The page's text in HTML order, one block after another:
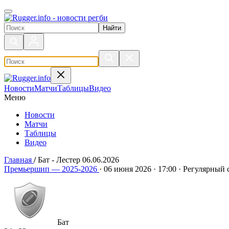
Поиск по сайту
НовостиМатчиТаблицыВидео
Меню
Новости
Матчи
Таблицы
Видео
Главная / Бат - Лестер 06.06.2026
Бат - Лестер 06.06.2026
Премьершип — 2025-2026 · 06 июня 2026 · 17:00 · Регулярный
Бат